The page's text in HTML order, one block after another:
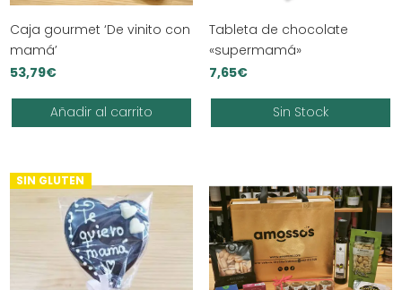
Caja gourmet ‘De vinito con
mamá’
53,79€
Añadir al carrito
Tableta de chocolate
«supermamá»
7,65€
Sin Stock
SIN GLUTEN